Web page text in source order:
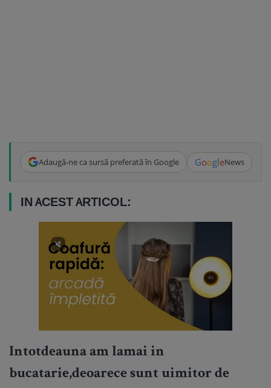
Adaugă-ne ca sursă preferată în Google GoogleNews
IN ACEST ARTICOL:
Intotdeauna am lamai in
bucatarie,deoarece sunt uimitor de